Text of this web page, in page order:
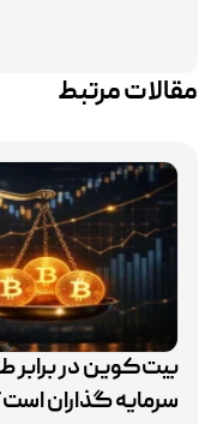
مقالات مرتبط
بیت‌کوین در برابر
سرمایه‌ گذاران